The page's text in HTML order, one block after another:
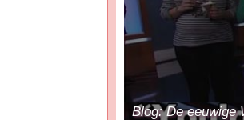
Blog: De eeuwige